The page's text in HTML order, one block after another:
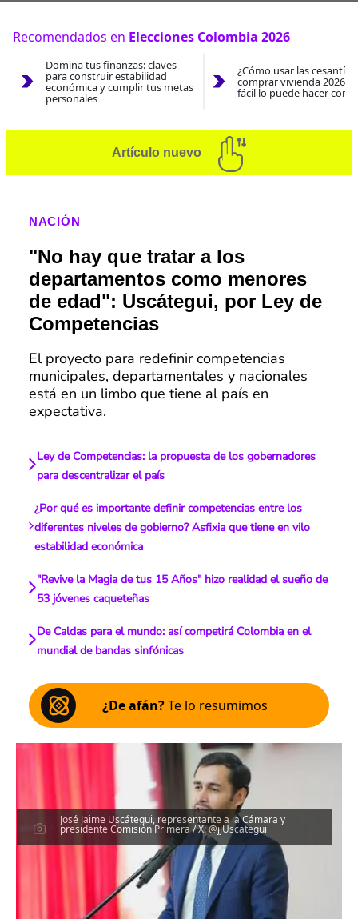
Recomendados en Elecciones Colombia 2026
Domina tus finanzas: claves
para construir estabilidad
económica y cumplir tus metas
personales
¿Cómo usar las
comprar vivienda 2026?
fácil lo puede hacer con
Artículo nuevo
NACIÓN
"No hay que tratar a los
departamentos como menores
de edad": Uscátegui, por Ley de
Competencias
El proyecto para redefinir competencias
municipales, departamentales y nacionales
está en un limbo que tiene al país en
expectativa.
Ley de Competencias: la propuesta de los gobernadores
para descentralizar el país
¿Por qué es importante definir competencias entre los
diferentes niveles de gobierno? Asfixia que tiene en vilo
estabilidad económica
"Revive la Magia de tus 15 Años" hizo realidad el sueño de
53 jóvenes caqueteñas
De Caldas para el mundo: así competirá Colombia en el
mundial de bandas sinfónicas
¿De afán?Te lo resumimos
José Jaime Uscátegui, representante a la Cámara y
presidente Comisión Primera / X: @jjUscategui